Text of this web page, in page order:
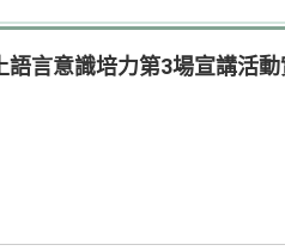
言意識培力第3場宣講活